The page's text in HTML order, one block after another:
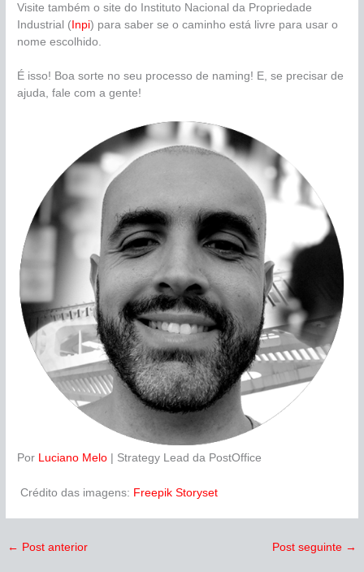
Visite também o site do Instituto Nacional da Propriedade
Industrial (Inpi) para saber se o caminho está livre para usar o
nome escolhido.
É isso! Boa sorte no seu processo de naming! E, se precisar de
ajuda, fale com a gente!
Por Luciano Melo | Strategy Lead da PostOffice
Crédito das imagens: Freepik Storyset
← Post anterior Post seguinte →